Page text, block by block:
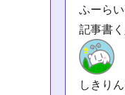
ふーら
記事書
しきり